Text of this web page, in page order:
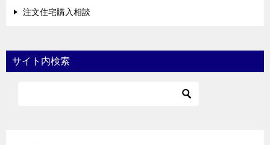
注文住宅購入相談
サイト内検索